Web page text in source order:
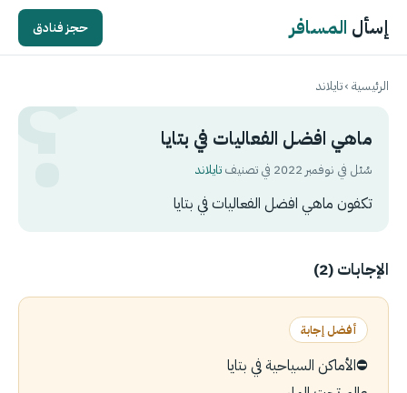
إسأل المسافر حجز فنادق
الرئيسية›تايلاند
ماهي افضل الفعاليات في بتايا
سُئل في نوفمبر 2022 في تصنيف تايلاند
تكفون ماهي افضل الفعاليات في بتايا
الإجابات (2)
أفضل إجابة
⛔️الأماكن السياحية في بتايا